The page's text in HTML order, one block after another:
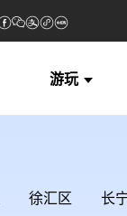
游玩
徐汇区 长